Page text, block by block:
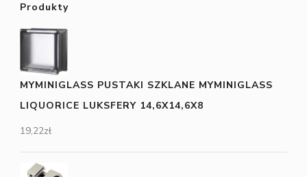
Produkty
MYMINIGLASS PUSTAKI SZKLANE MYMINIGLASS
LIQUORICE LUKSFERY 14,6X14,6X8
19,22zł